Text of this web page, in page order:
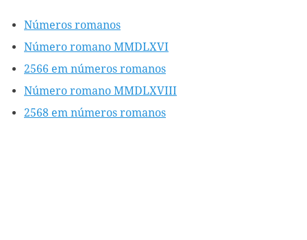
Números romanos
Número romano MMDLXVI
2566 em números romanos
Número romano MMDLXVIII
2568 em números romanos